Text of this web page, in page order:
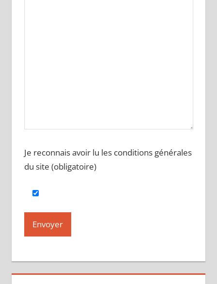
Je reconnais avoir lu les conditions générales
du site (obligatoire)